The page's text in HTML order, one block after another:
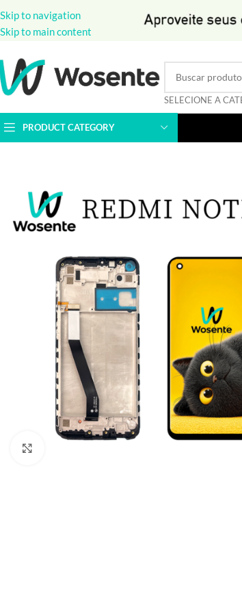
Skip to navigation
Skip to main content
PRODUCT CATEGORY